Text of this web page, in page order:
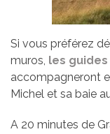
Si vous préférez
muros, les guides
accompagneront
Michel et sa baie
A 20 minutes de